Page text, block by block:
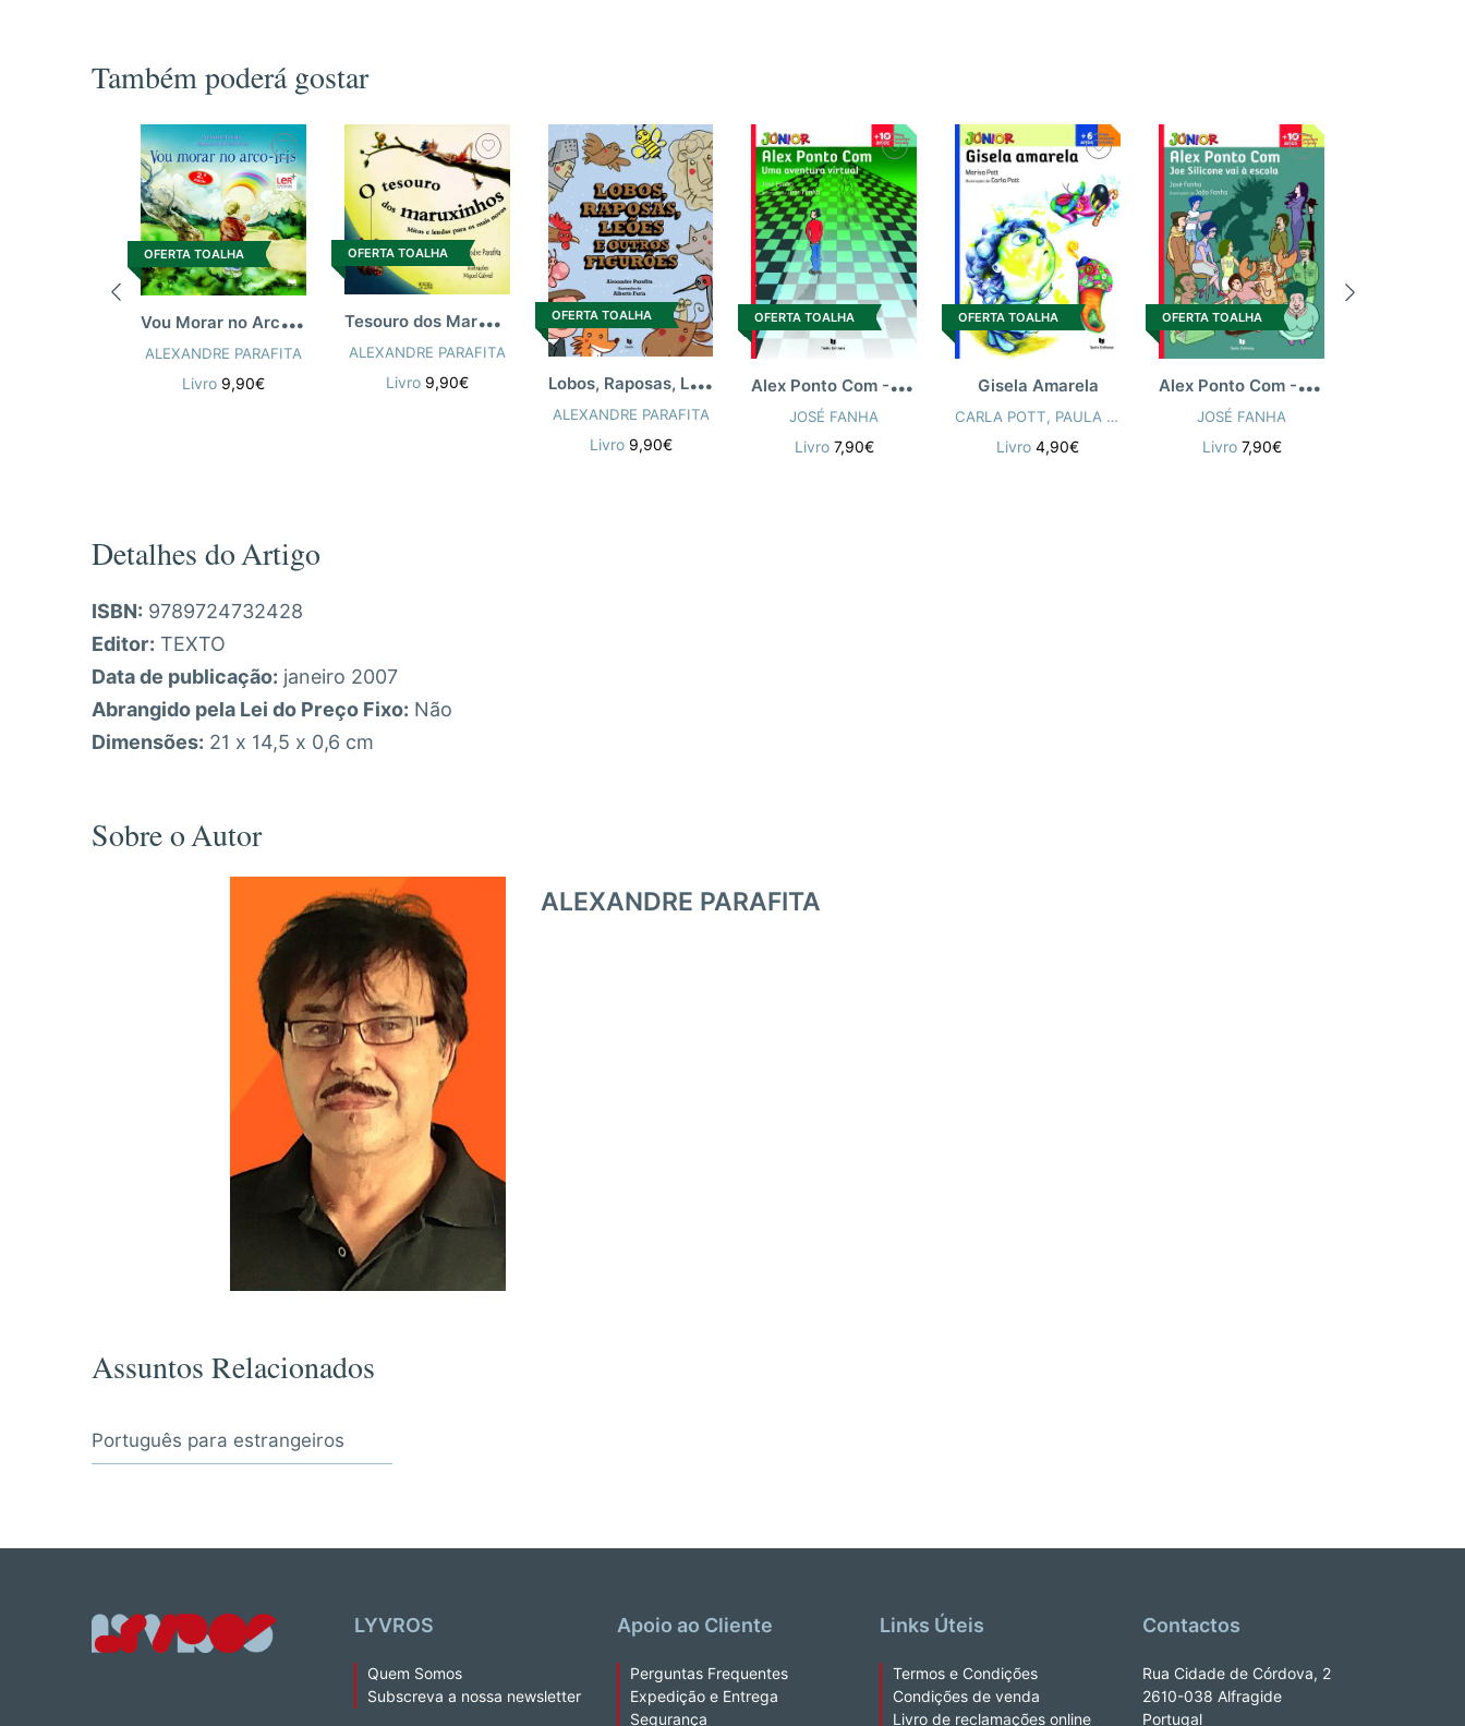
Também poderá gostar
OFERTA TOALHA
V
ou Morar no Arco-Íris
ALEXANDRE PARAFITA
Livro 9,90€
OFERTA TOALHA
T
esouro dos Maruxinhos (O)
ALEXANDRE PARAFITA
Livro 9,90€
OFERTA TOALHA
L
obos, Raposas, Leões e Outros Figurões
ALEXANDRE PARAFITA
Livro 9,90€
OFERTA TOALHA
A
lex Ponto Com - Uma Avent Virtual
JOSÉ FANHA
Livro 7,90€
OFERTA TOALHA
Gisela Amarela
CARLA POTT, PAULA POTT
Livro4,90€
OFERTA TOALHA
A
lex Ponto Com - Joe Silicone
JOSÉ FANHA
Livro 7,90€
Detalhes do Artigo
ISBN: 9789724732428
Editor: TEXTO
Data de publicação: janeiro 2007
Abrangido pela Lei do Preço Fixo: Não
Dimensões: 21 x 14,5 x 0,6 cm
Sobre o Autor
ALEXANDRE PARAFITA
Assuntos Relacionados
Português para estrangeiros
LYVROS
Quem Somos
Subscreva a nossa newsletter
Apoio ao Cliente
Perguntas Frequentes
Expedição e Entrega
Segurança
Links Úteis
Termos e Condições
Condições de venda
Livro de reclamações online
Contactos
Rua Cidade de Córdova, 2
2610-038 Alfragide
Portugal